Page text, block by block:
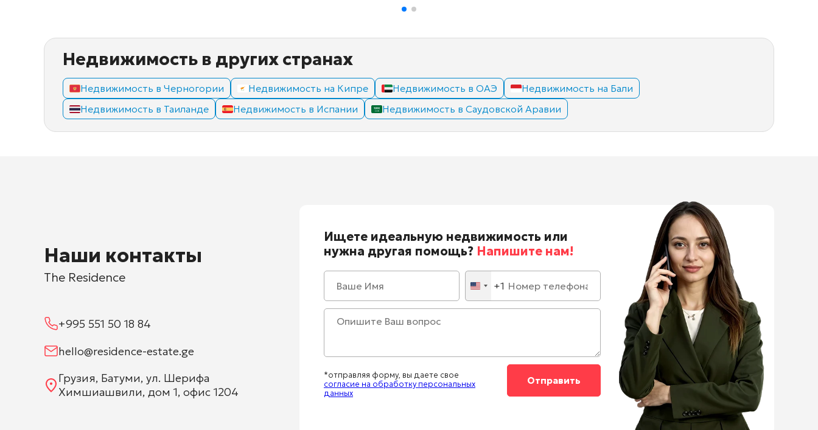
Недвижимость в других странах
Недвижимость в Черногории Недвижимость на Кипре Недвижимость в ОАЭ
Недвижимость на Бали
Недвижимость в Таиланде
Недвижимость в Испании Недвижимость в Саудовской Аравии
Наши контакты
The Residence
+995 551 50 18 84
hello@residence-estate.ge
Грузия, Батуми, ул. Шерифа
Химшиашвили, дом 1, офис 1204
Ищете идеальную недвижимость или
нужна другая помощь? Напишите нам!
United
States
+1
*отправляя форму, вы даете свое
согласие на обработку персональных
данных